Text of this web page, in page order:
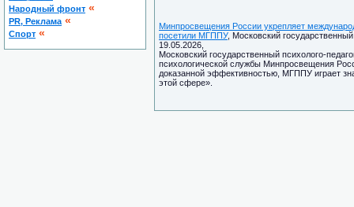
Народный фронт «
PR, Реклама «
Спорт «
Минпросвещения России укрепляет
посетили МГППУ, Московский
19.05.2026,
Московский государственный психолого-
психологической службы Минпросвещения
доказанной эффективностью, МГППУ играет
этой сфере».